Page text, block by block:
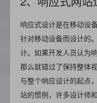
响应式设计是在移动设
针对移动设备而设计的
计。如果开发人员认为
那么就错过了保持整体
与整个响应设计的起点
站的惯例，许多设计师